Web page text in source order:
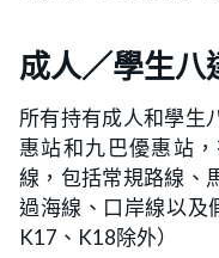
成人／學生八
所有持有成人和學生
惠站和九巴優惠站
線，包括常規路線、
過海線、口岸線以及
K17、K18除外）